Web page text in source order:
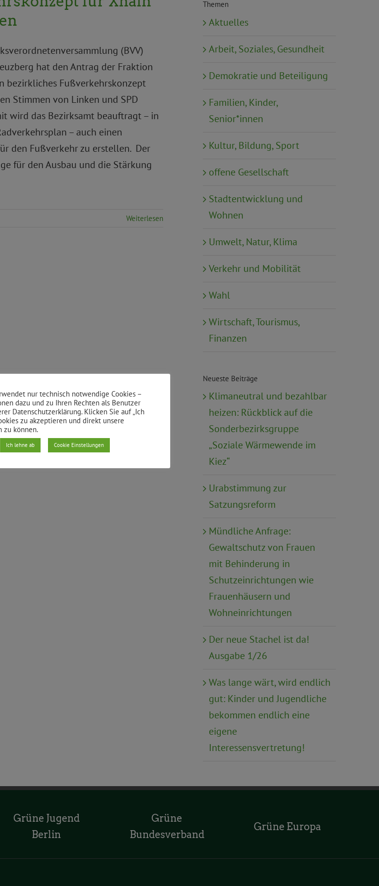
(BVV)
hat den Antrag der Fraktion
bezirkliches Fußverkehrskonzept
Stimmen von Linken und SPD
wird das Bezirksamt beauftragt – in
– auch einen
den Fußverkehr zu erstellen. Der
für den Ausbau und die Stärkung
Weiterlesen
Themen
Aktuelles
Arbeit, Soziales, Gesundheit
Demokratie und Beteiligung
Familien, Kinder,
Senior*innen
Kultur, Bildung, Sport
offene Gesellschaft
Stadtentwicklung und
Wohnen
Umwelt, Natur, Klima
Verkehr und Mobilität
Wahl
Wirtschaft, Tourismus,
Finanzen
Neueste Beiträge
Klimaneutral und bezahlbar
heizen: Rückblick auf die
Sonderbezirksgruppe
„Soziale Wärmewende im
Kiez“
Urabstimmung zur
Satzungsreform
Mündliche Anfrage:
Gewaltschutz von Frauen
mit Behinderung in
Schutzeinrichtungen wie
Frauenhäusern und
Wohneinrichtungen
Der neue Stachel ist da!
Ausgabe 1/26
Was lange wärt, wird endlich
gut: Kinder und Jugendliche
bekommen endlich eine
eigene
Interessensvertretung!
Grüne Jugend
Berlin
Grüne
Bundesverband
Grüne Europa
nur technisch notwendige Cookies –
dazu und zu Ihren Rechten als Benutzer
Datenschutzerklärung. Klicken Sie auf „Ich
zu akzeptieren und direkt unsere
zu können.
Ich lehne ab Cookie Einstellungen